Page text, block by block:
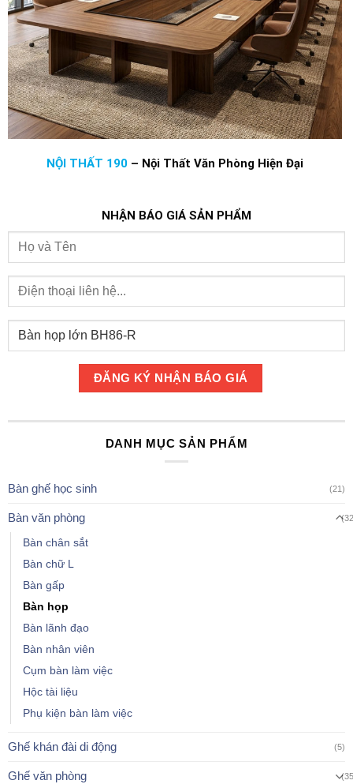
NỘI THẤT 190 – Nội Thất Văn Phòng Hiện Đại
NHẬN BÁO GIÁ SẢN PHẨM
DANH MỤC SẢN PHẨM
Bàn ghế học sinh (21)
Bàn văn phòng
Bàn chân sắt
Bàn chữ L
Bàn gấp
Bàn họp
Bàn lãnh đạo
Bàn nhân viên
Cụm bàn làm việc
Hộc tài liệu
Phụ kiện bàn làm việc
Ghế khán đài di động (5)
Ghế văn phòng